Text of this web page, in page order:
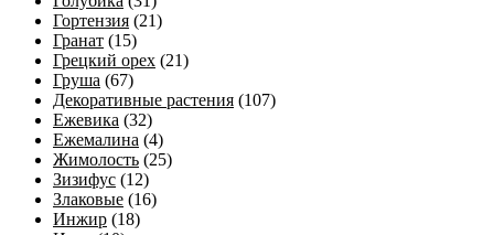
Гортензия (21)
Гранат (15)
Грецкий орех (21)
Груша (67)
Декоративные растения (107)
Ежевика (32)
Ежемалина (4)
Жимолость (25)
Зизифус (12)
Злаковые (16)
Инжир (18)